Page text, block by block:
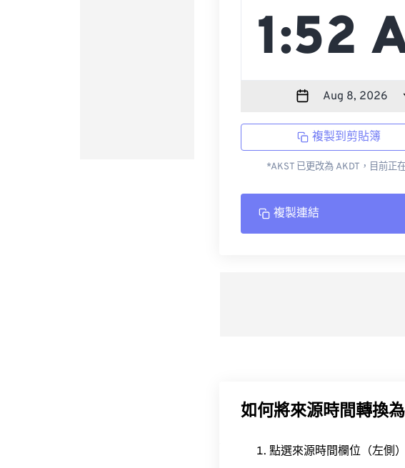
複製到剪貼簿
*AKST 已更改為 AKDT，目前正
複製連結
如何將來源時間轉換
點選來源時間欄位（左側